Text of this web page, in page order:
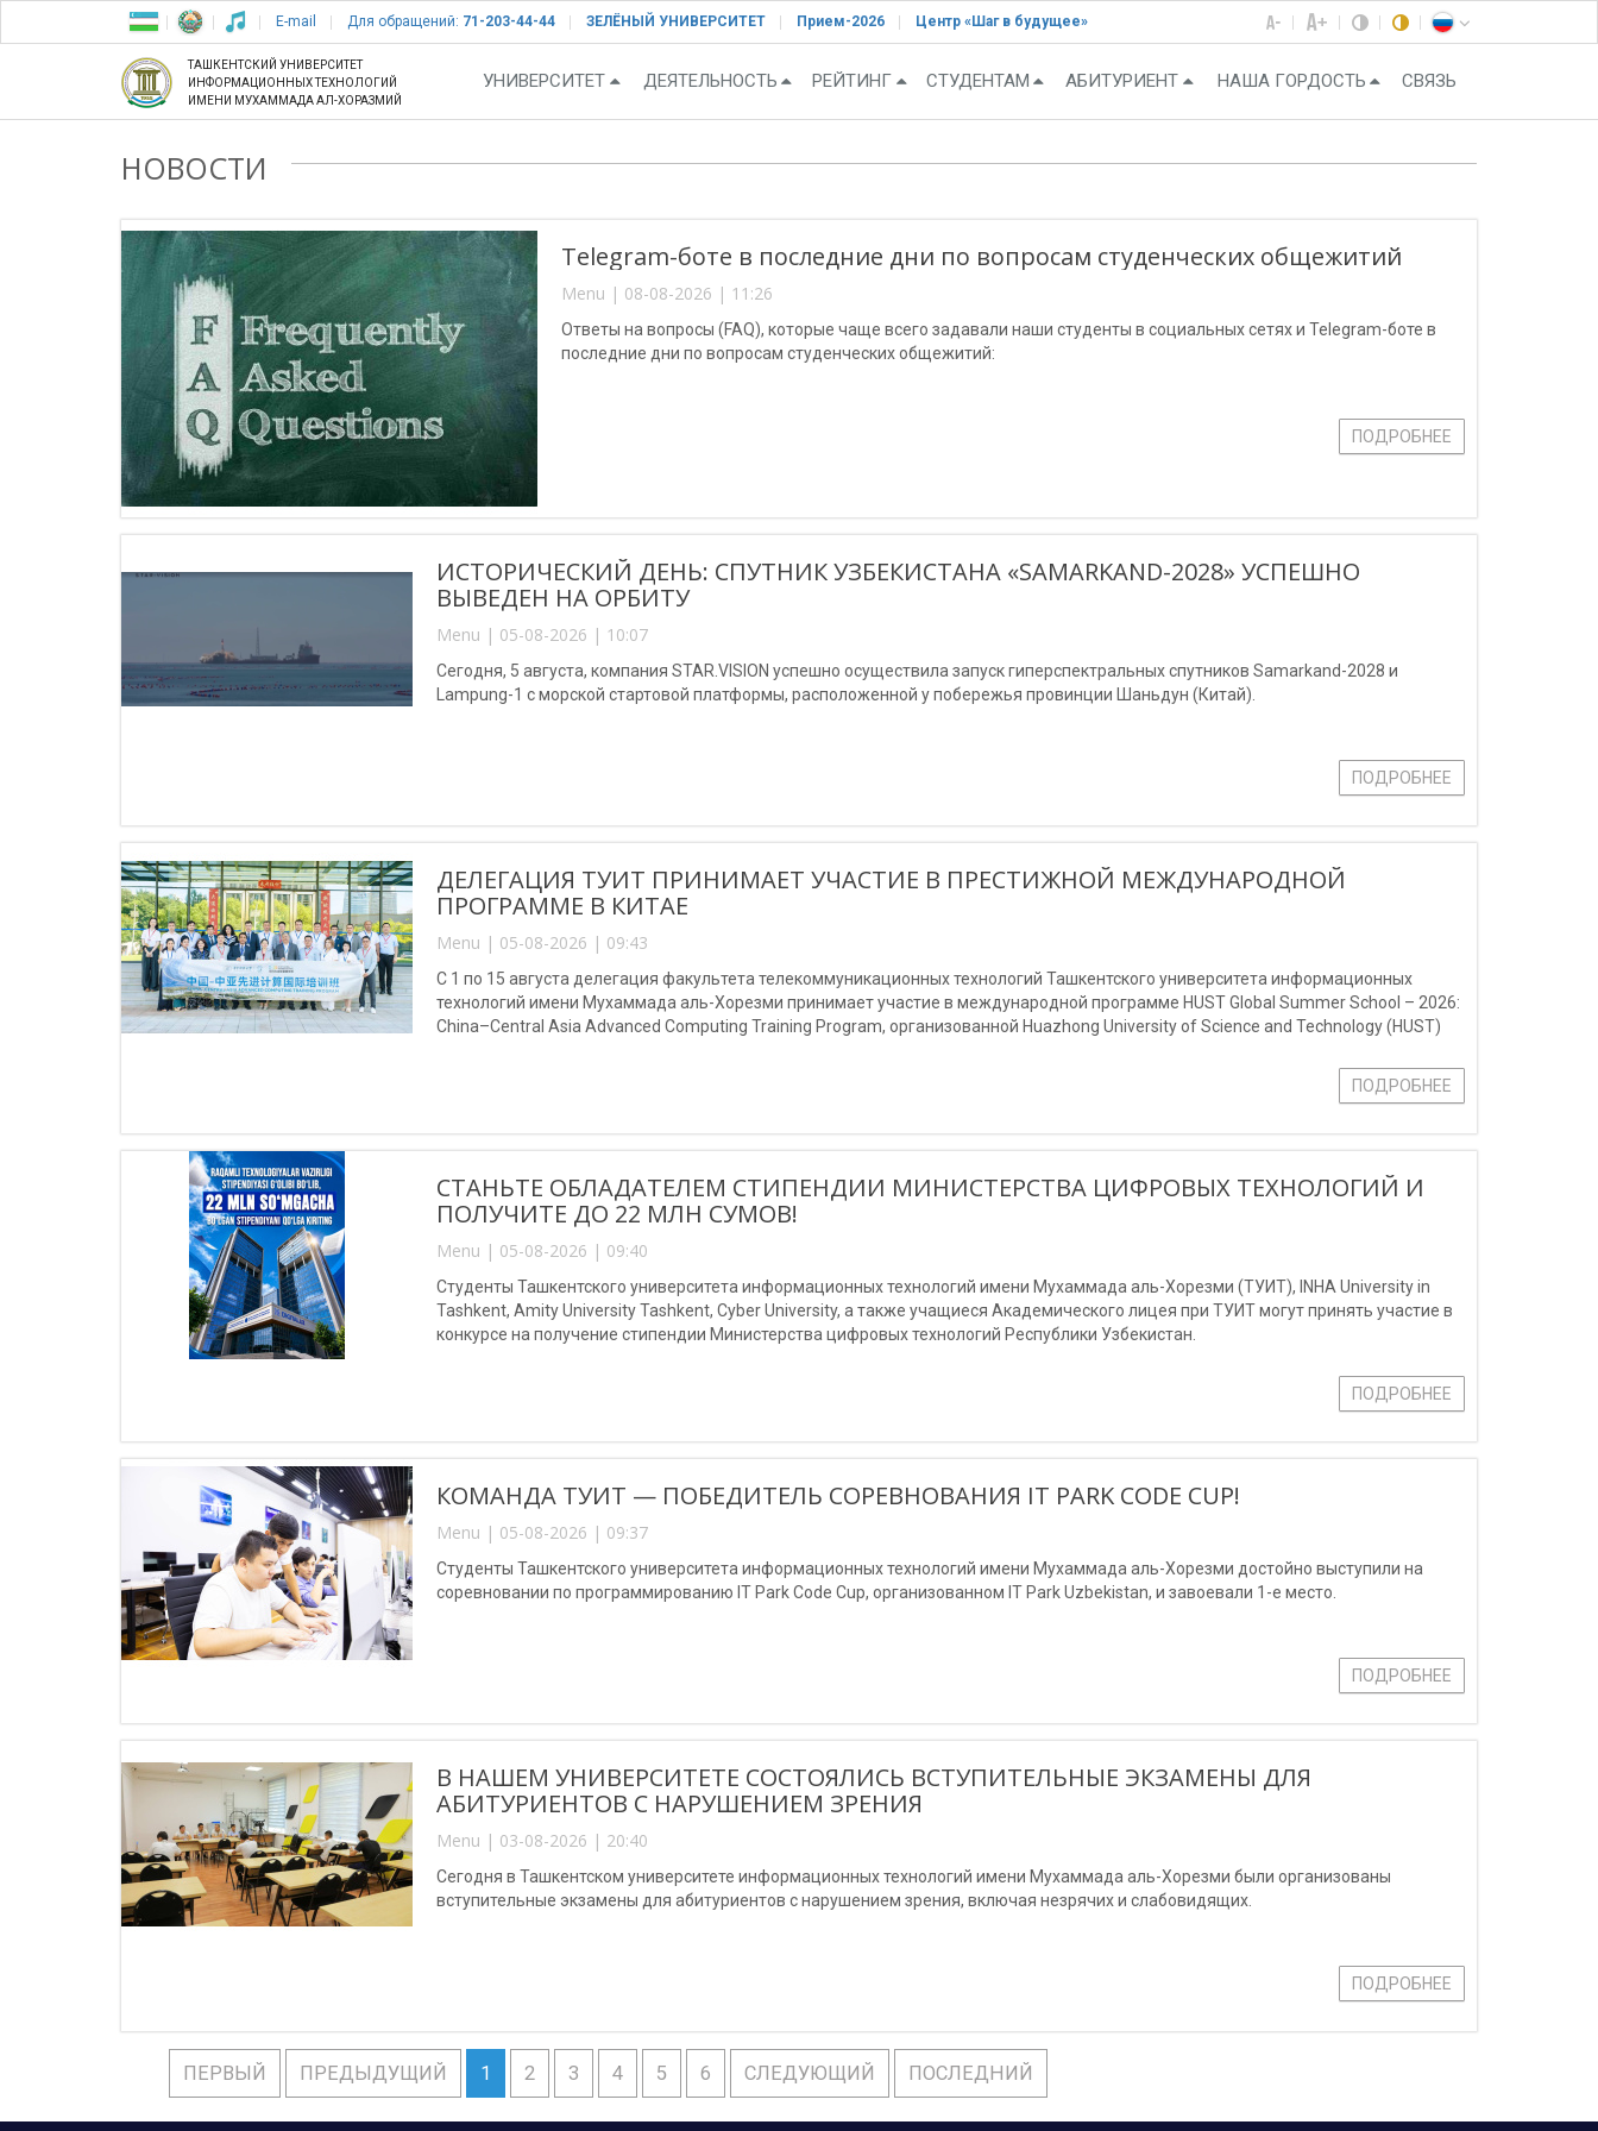
E-mail Для обращений: 71-203-44-44 ЗЕЛЁНЫЙ УНИВЕРСИТЕТ Прием-2026 Центр «Шаг в будущее»
ТАШКЕНТСКИЙ УНИВЕРСИТЕТ
ИНФОРМАЦИОННЫХ ТЕХНОЛОГИЙ
ИМЕНИ МУХАММАДА АЛ-ХОРАЗМИЙ
УНИВЕРСИТЕТ ДЕЯТЕЛЬНОСТЬ РЕЙТИНГ СТУДЕНТАМ АБИТУРИЕНТ НАША ГОРДОСТЬ СВЯЗЬ
НОВОСТИ
Telegram-боте в последние дни по вопросам студенческих общежитий
Menu | 08-08-2026 | 11:26
Ответы на вопросы (FAQ), которые чаще всего задавали наши студенты в социальных сетях и Telegram-боте в
последние дни по вопросам студенческих общежитий:
ПОДРОБНЕЕ
ИСТОРИЧЕСКИЙ ДЕНЬ: СПУТНИК УЗБЕКИСТАНА «SAMARKAND-2028» УСПЕШНО
ВЫВЕДЕН НА ОРБИТУ
Menu | 05-08-2026 | 10:07
Сегодня, 5 августа, компания STAR.VISION успешно осуществила запуск гиперспектральных спутников Samarkand-2028 и
Lampung-1 с морской стартовой платформы, расположенной у побережья провинции Шаньдун (Китай).
ПОДРОБНЕЕ
ДЕЛЕГАЦИЯ ТУИТ ПРИНИМАЕТ УЧАСТИЕ В ПРЕСТИЖНОЙ МЕЖДУНАРОДНОЙ
ПРОГРАММЕ В КИТАЕ
Menu | 05-08-2026 | 09:43
С 1 по 15 августа делегация факультета телекоммуникационных технологий Ташкентского университета информационных
технологий имени Мухаммада аль-Хорезми принимает участие в международной программе HUST Global Summer School – 2026:
China–Central Asia Advanced Computing Training Program, организованной Huazhong University of Science and Technology (HUST)
ПОДРОБНЕЕ
СТАНЬТЕ ОБЛАДАТЕЛЕМ СТИПЕНДИИ МИНИСТЕРСТВА ЦИФРОВЫХ ТЕХНОЛОГИЙ И
ПОЛУЧИТЕ ДО 22 МЛН СУМОВ!
Menu | 05-08-2026 | 09:40
Студенты Ташкентского университета информационных технологий имени Мухаммада аль-Хорезми (ТУИТ), INHA University in
Tashkent, Amity University Tashkent, Cyber University, а также учащиеся Академического лицея при ТУИТ могут принять участие в
конкурсе на получение стипендии Министерства цифровых технологий Республики Узбекистан.
ПОДРОБНЕЕ
КОМАНДА ТУИТ — ПОБЕДИТЕЛЬ СОРЕВНОВАНИЯ IT PARK CODE CUP!
Menu | 05-08-2026 | 09:37
Студенты Ташкентского университета информационных технологий имени Мухаммада аль-Хорезми достойно выступили на
соревновании по программированию IT Park Code Cup, организованном IT Park Uzbekistan, и завоевали 1-е место.
ПОДРОБНЕЕ
В НАШЕМ УНИВЕРСИТЕТЕ СОСТОЯЛИСЬ ВСТУПИТЕЛЬНЫЕ ЭКЗАМЕНЫ ДЛЯ
АБИТУРИЕНТОВ С НАРУШЕНИЕМ ЗРЕНИЯ
Menu | 03-08-2026 | 20:40
Сегодня в Ташкентском университете информационных технологий имени Мухаммада аль-Хорезми были организованы
вступительные экзамены для абитуриентов с нарушением зрения, включая незрячих и слабовидящих.
ПОДРОБНЕЕ
ПЕРВЫЙ ПРЕДЫДУЩИЙ 1 2 3 4 5 6 СЛЕДУЮЩИЙ ПОСЛЕДНИЙ